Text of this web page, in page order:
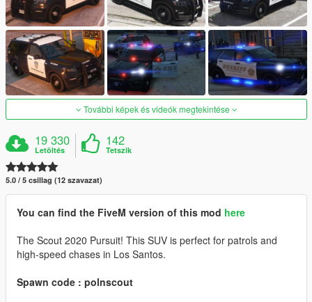
További képek és videók megtekintése
19 330
Letöltés
142
Tetszik
5.0 / 5 csillag (12 szavazat)
You can find the FiveM version of this mod here
The Scout 2020 Pursuit! This SUV is perfect for patrols and
high-speed chases in Los Santos.
Spawn code : polnscout